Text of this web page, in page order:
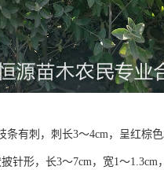
有刺，刺长3～4cm，呈红棕
针形，长3～7cm，宽1～